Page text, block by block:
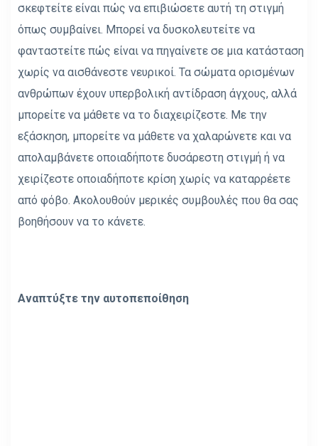
σκεφτείτε είναι πώς να επιβιώσετε αυτή τη στιγμή
όπως συμβαίνει. Μπορεί να δυσκολευτείτε να
φανταστείτε πώς είναι να πηγαίνετε σε μια κατάσταση
χωρίς να αισθάνεστε νευρικοί. Τα σώματα ορισμένων
ανθρώπων έχουν υπερβολική αντίδραση άγχους, αλλά
μπορείτε να μάθετε να το διαχειρίζεστε. Με την
εξάσκηση, μπορείτε να μάθετε να χαλαρώνετε και να
απολαμβάνετε οποιαδήποτε δυσάρεστη στιγμή ή να
χειρίζεστε οποιαδήποτε κρίση χωρίς να καταρρέετε
από φόβο. Ακολουθούν μερικές συμβουλές που θα σας
βοηθήσουν να το κάνετε.
Αναπτύξτε την αυτοπεποίθηση